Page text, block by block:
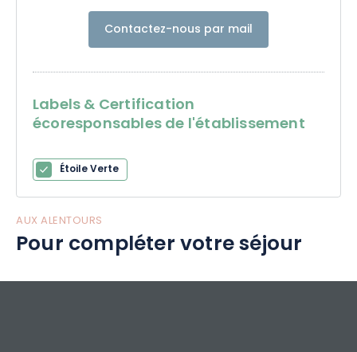
Contactez-nous par mail
Labels & Certification
écoresponsables de l'établissement
Étoile Verte
AUX ALENTOURS
Pour compléter votre séjour